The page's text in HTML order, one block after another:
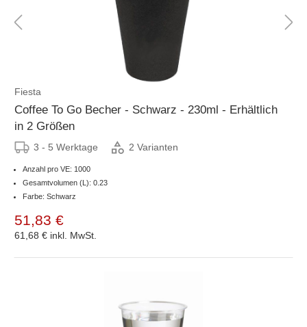
Fiesta
Coffee To Go Becher - Schwarz - 230ml - Erhältlich
in 2 Größen
3 - 5 Werktage 2 Varianten
Anzahl pro VE: 1000
Gesamtvolumen (L): 0.23
Farbe: Schwarz
51,83 €
61,68 € inkl. MwSt.